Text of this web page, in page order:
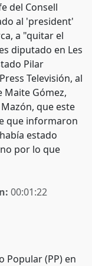
del Consell
al 'president'
a "quitar el
diputado en Les
Pilar
Televisión, al
Gómez,
que este
que informaron
estado
por lo que
00:01:22
Popular (PP) en